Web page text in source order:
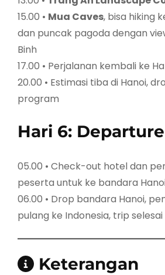
15.00 • Mua Caves, bisa hiking
dan puncak pagoda dengan
Binh
17.00 • Perjalanan kembali ke
20.00 • Estimasi tiba di Hanoi,
program
Hari 6:
05.00 • Check-out hotel dan
peserta untuk ke bandara
06.00 • Drop bandara Hanoi,
pulang ke Indonesia, trip selesai
Keterangan